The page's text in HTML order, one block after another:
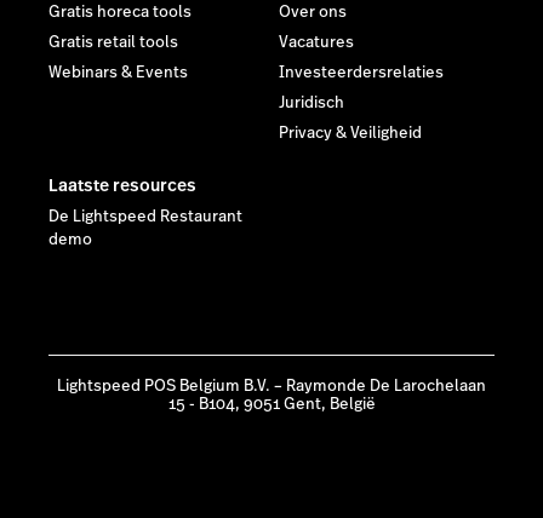
Gratis horeca tools
Gratis retail tools
Webinars & Events
Over ons
Vacatures
Investeerdersrelaties
Juridisch
Privacy & Veiligheid
Laatste resources
De Lightspeed Restaurant
demo
Lightspeed POS Belgium B.V. – Raymonde De Larochelaan
15 - B104, 9051 Gent, België